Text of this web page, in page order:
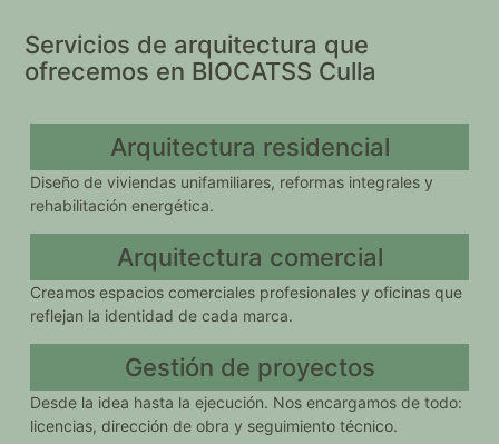
Servicios de arquitectura que
ofrecemos en BIOCATSS Culla
Arquitectura residencial
Diseño de viviendas unifamiliares, reformas integrales y
rehabilitación energética.
Arquitectura comercial
Creamos espacios comerciales profesionales y oficinas que
reflejan la identidad de cada marca.
Gestión de proyectos
Desde la idea hasta la ejecución. Nos encargamos de todo:
licencias, dirección de obra y seguimiento técnico.